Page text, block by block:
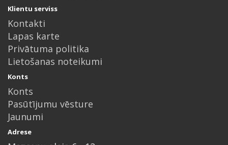
Klientu serviss
Kontakti
Lapas karte
Privātuma politika
Lietošanas noteikumi
Konts
Konts
Pasūtījumu vēsture
Jaunumi
Adrese